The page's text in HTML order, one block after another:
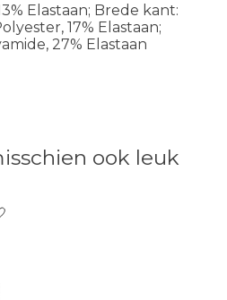
Elastaan; Brede kant:
17% Elastaan;
27% Elastaan
ook leuk